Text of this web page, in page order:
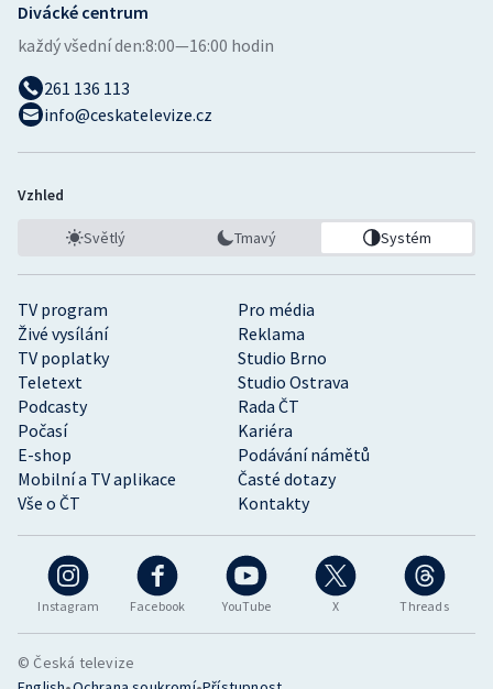
Instagram Facebook YouTube X Threads
TV program
Pro média
Živé vysílání
Reklama
TV poplatky
Studio Brno
Teletext
Studio Ostrava
Podcasty
Rada ČT
Počasí
Kariéra
E-shop
Podávání námětů
Mobilní a TV aplikace
Časté dotazy
Vše o ČT
Kontakty
Divácké centrum
každý všední den:8:00—16:00 hodin
261 136 113
info@ceskatelevize.cz
Vzhled
Světlý Tmavý Systém
© Česká televize